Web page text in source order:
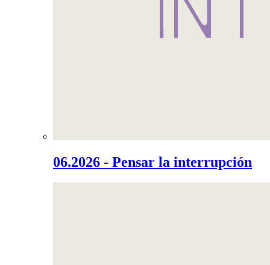
06.2026 - Pensar la interrupción